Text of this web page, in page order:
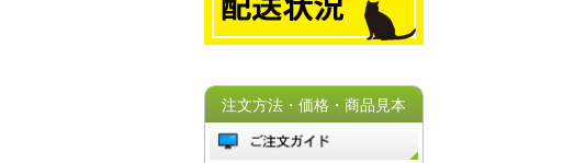
注文方法・価格・商品見本